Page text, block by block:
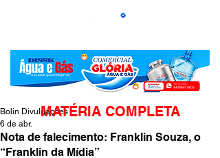
Nota de falecimento: Franklin Souza, o
“Franklin da Mídia”
Bolin Divulgações
6 de abr.
MATÉRIA COMPLETA